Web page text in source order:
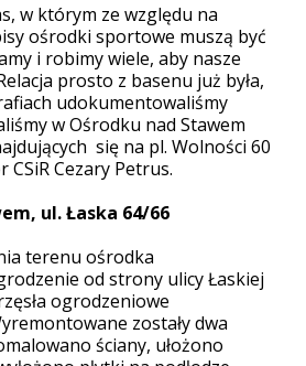
w którym ze względu na
ośrodki sportowe muszą być
i robimy wiele, aby nasze
prosto z basenu już była,
udokumentowaliśmy
w Ośrodku nad Stawem
się na pl. Wolności 60
Cezary Petrus.
ul. Łaska 64/66
terenu ośrodka
od strony ulicy Łaskiej
ogrodzeniowe
zostały dwa
ściany, ułożono